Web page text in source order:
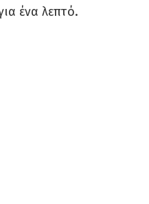
ένα λεπτό.